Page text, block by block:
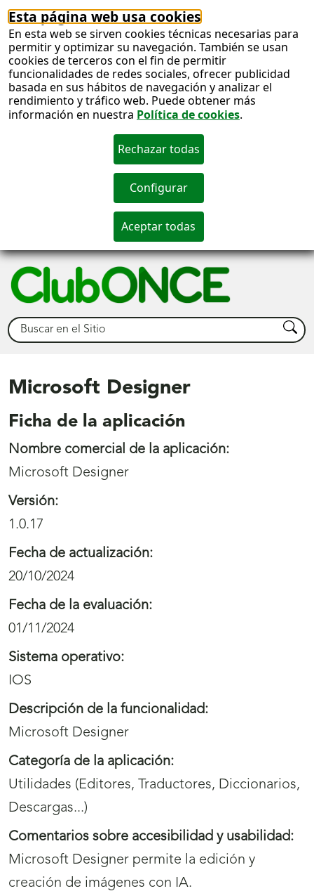
Esta página web usa cookies
En esta web se sirven cookies técnicas necesarias para
permitir y optimizar su navegación. También se usan
cookies de terceros con el fin de permitir
funcionalidades de redes sociales, ofrecer publicidad
basada en sus hábitos de navegación y analizar el
rendimiento y tráfico web. Puede obtener más
información en nuestra Política de cookies.
Buscar Buscar
Microsoft Designer
Ficha de la aplicación
Nombre comercial de la aplicación:
Microsoft Designer
Versión:
1.0.17
Fecha de actualización:
20/10/2024
Fecha de la evaluación:
01/11/2024
Sistema operativo:
IOS
Descripción de la funcionalidad:
Microsoft Designer
Categoría de la aplicación:
Utilidades (Editores, Traductores, Diccionarios,
Descargas...)
Comentarios sobre accesibilidad y usabilidad:
Microsoft Designer permite la edición y
creación de imágenes con IA.